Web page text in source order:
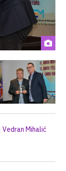
Vedran Mihalić